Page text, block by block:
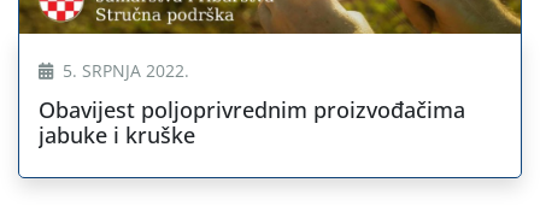
5. SRPNJA 2022.
Obavijest poljoprivrednim proizvođačima
jabuke i kruške